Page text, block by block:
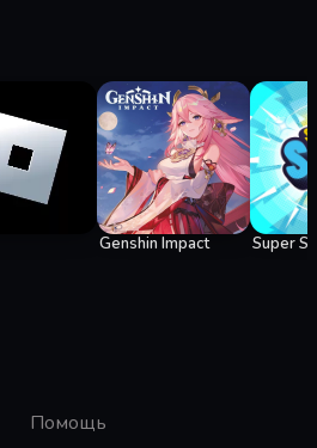
Genshin Impact Super
Помощь